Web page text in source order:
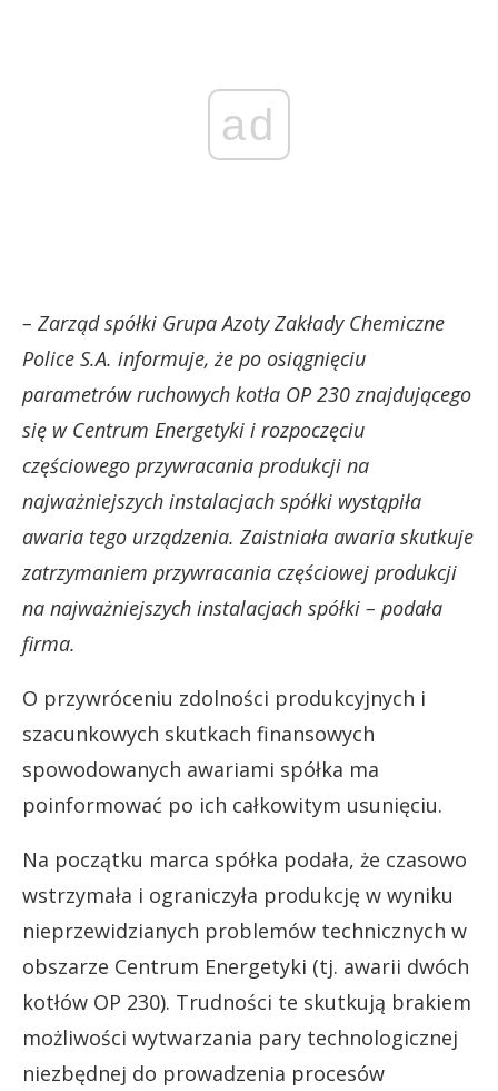
ad
– Zarząd spółki Grupa Azoty Zakłady Chemiczne
Police S.A. informuje, że po osiągnięciu
parametrów ruchowych kotła OP 230 znajdującego
się w Centrum Energetyki i rozpoczęciu
częściowego przywracania produkcji na
najważniejszych instalacjach spółki wystąpiła
awaria tego urządzenia. Zaistniała awaria skutkuje
zatrzymaniem przywracania częściowej produkcji
na najważniejszych instalacjach spółki – podała
firma.
O przywróceniu zdolności produkcyjnych i
szacunkowych skutkach finansowych
spowodowanych awariami spółka ma
poinformować po ich całkowitym usunięciu.
Na początku marca spółka podała, że czasowo
wstrzymała i ograniczyła produkcję w wyniku
nieprzewidzianych problemów technicznych w
obszarze Centrum Energetyki (tj. awarii dwóch
kotłów OP 230). Trudności te skutkują brakiem
możliwości wytwarzania pary technologicznej
niezbędnej do prowadzenia procesów